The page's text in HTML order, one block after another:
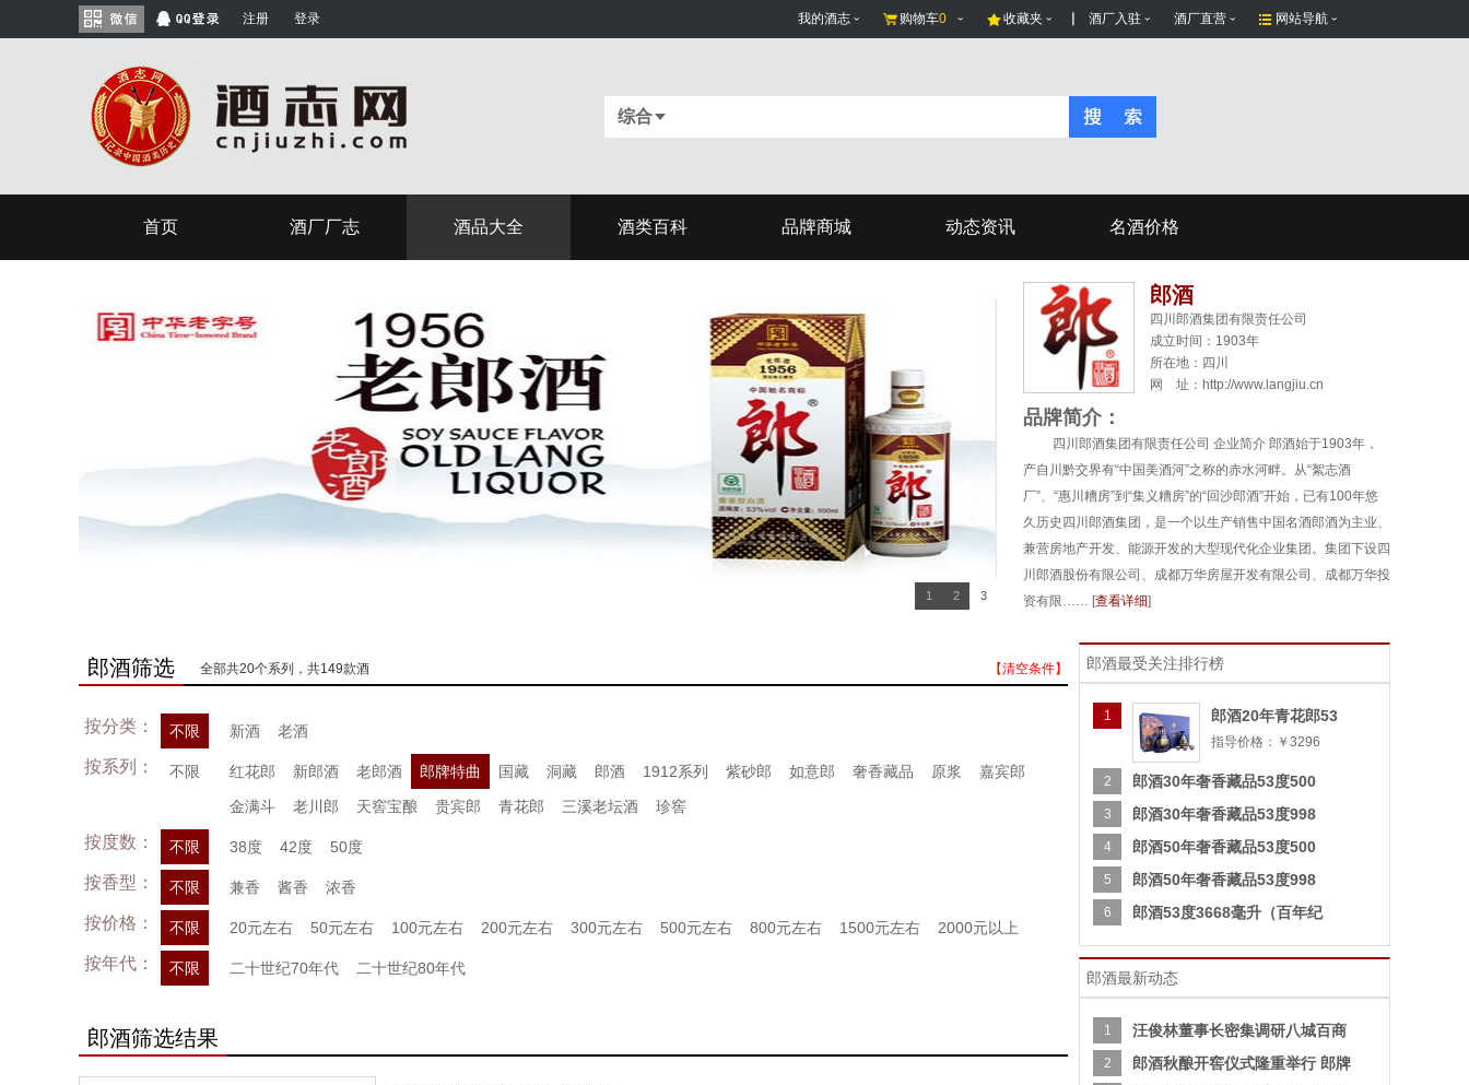
注册 登录 我的酒志 购物车0 收藏夹 酒厂入驻 酒厂直营 网站导航
综合
首页 酒厂厂志 酒品大全 酒类百科 品牌商城 动态资讯 名酒价格
郎酒
四川郎酒集团有限责任公司
成立时间：1903年
所在地： 四川
网 址：http://www.langjiu.cn
品牌简介：
四川郎酒集团有限责任公司 企业简介 郎酒始于1903年，
产自川黔交界有“中国美酒河”之称的赤水河畔。从“絮志酒
厂”、“惠川糟房”到“集义糟房”的“回沙郎酒”开始，已有100年悠
久历史四川郎酒集团，是一个以生产销售中国名酒郎酒为主业、
兼营房地产开发、能源开发的大型现代化企业集团。集团下设四
川郎酒股份有限公司、成都万华房屋开发有限公司、成都万华投
资有限…… [查看详细]
1 2 3
郎酒筛选 全部共20个系列，共149款酒 【清空条件】
按分类： 不限 新酒 老酒
按系列： 不限 红花郎 新郎酒 老郎酒 郎牌特曲 国藏 洞藏 郎酒 1912系列 紫砂郎 如意郎 奢香藏品 原浆
嘉宾郎
金满斗
老川郎 天窖宝酿 贵宾郎 青花郎 三溪老坛酒 珍窖
按度数： 不限 38度 42度 50度
按香型： 不限 兼香 酱香 浓香
按价格： 不限 20元左右 50元左右 100元左右 200元左右 300元左右 500元左右 800元左右 1500元左右 2000元以上
按年代： 不限 二十世纪70年代 二十世纪80年代
郎酒筛选结果
郎酒最受关注排行榜
1 郎酒20年青花郎53
指导价格：￥3296
2 郎酒30年奢香藏品53度500
3 郎酒30年奢香藏品53度998
4 郎酒50年奢香藏品53度500
5 郎酒50年奢香藏品53度998
6 郎酒53度3668毫升（百年纪
郎酒最新动态
1 汪俊林董事长密集调研八城百商
2 郎酒秋酿开窖仪式隆重举行 郎牌